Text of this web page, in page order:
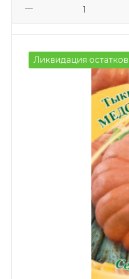
Ликвидация остатков